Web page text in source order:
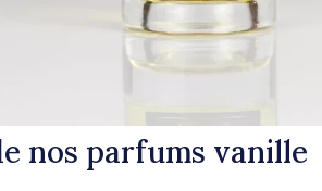
nos parfums vanille